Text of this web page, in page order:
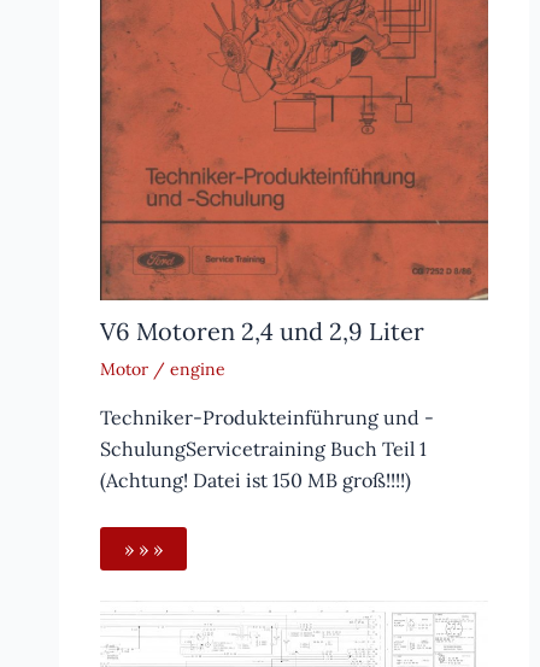
V6 Motoren 2,4 und 2,9 Liter
Motor / engine
Techniker-Produkteinführung und -
SchulungServicetraining Buch Teil 1
(Achtung! Datei ist 150 MB groß!!!!)
» » »